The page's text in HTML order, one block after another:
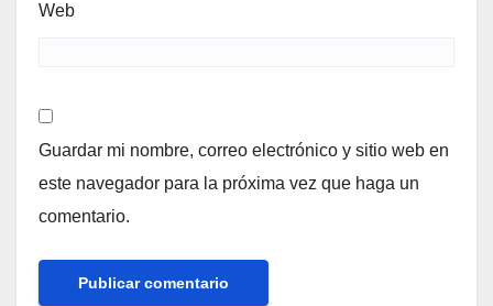
Web
Guardar mi nombre, correo electrónico y sitio web en
este navegador para la próxima vez que haga un
comentario.